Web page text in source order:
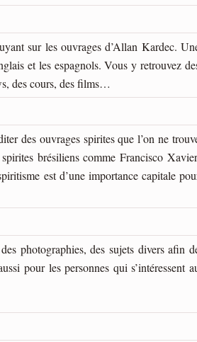
sur les ouvrages d’Allan Kardec.
et les espagnols. Vous y retrouvez
des cours, des films…
des ouvrages spirites que l’on ne
brésiliens comme Francisco
est d’une importance capitale
photographies, des sujets divers afin
pour les personnes qui s’intéressent